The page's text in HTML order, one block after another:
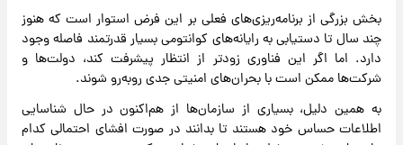
بخش بزرگی از برنامه‌ریزی‌های فعلی بر این فرض استوار است که هنوز
چند سال تا دستیابی به رایانه‌های کوانتومی بسیار قدرتمند فاصله وجود
دارد. اما اگر این فناوری زودتر از انتظار پیشرفت کند، دولت‌ها و
شرکت‌ها ممکن است با بحران‌های امنیتی جدی روبه‌رو شوند.
به همین دلیل، بسیاری از سازمان‌ها از هم‌اکنون در حال شناسایی
اطلاعات حساس خود هستند تا بدانند در صورت افشای احتمالی کدام